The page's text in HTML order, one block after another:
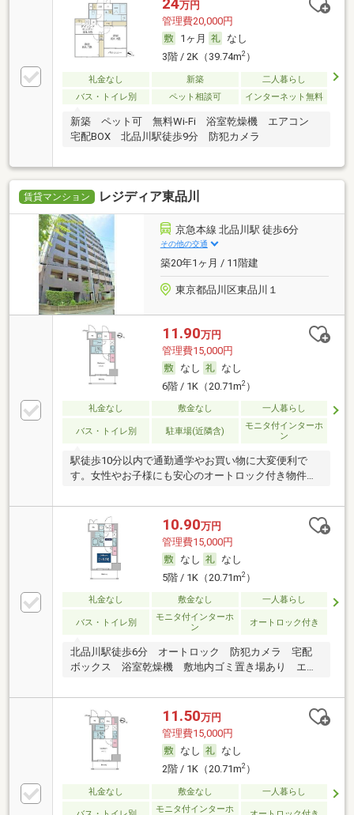
24万円
管理費20,000円
1ヶ月
なし
3階 / 2K（39.74m2）
礼金なし 新築
二人暮らし
バス・トイレ別
ペット相談可 インターネット無料
新築 ペット可 無料Wi-Fi 浴室乾燥機 エアコン
宅配BOX 北品川駅徒歩9分 防犯カメラ
賃貸マンション レジディア東品川
京急本線 北品川駅 徒歩6分
その他の交通
築20年1ヶ月 / 11階建
東京都品川区東品川１
11.90万円
管理費15,000円
なし
なし
6階 / 1K（20.71m2）
礼金なし 敷金なし 一人暮らし
バス・トイレ別 駐車場(近隣含)
モニタ付インターホ
ン
駅徒歩10分以内で通勤通学やお買い物に大変便利で
す。女性やお子様にも安心のオートロック付き物件で
10.90万円
管理費15,000円
なし
なし
5階 / 1K（20.71m2）
礼金なし 敷金なし 一人暮らし
バス・トイレ別
モニタ付インターホ
ン
オートロック付き
北品川駅徒歩6分 オートロック 防犯カメラ 宅配
ボックス 浴室乾燥機 敷地内ゴミ置き場あり エア
11.50万円
管理費15,000円
なし
なし
2階 / 1K（20.71m2）
礼金なし 敷金なし 一人暮らし
モニタ付インターホ